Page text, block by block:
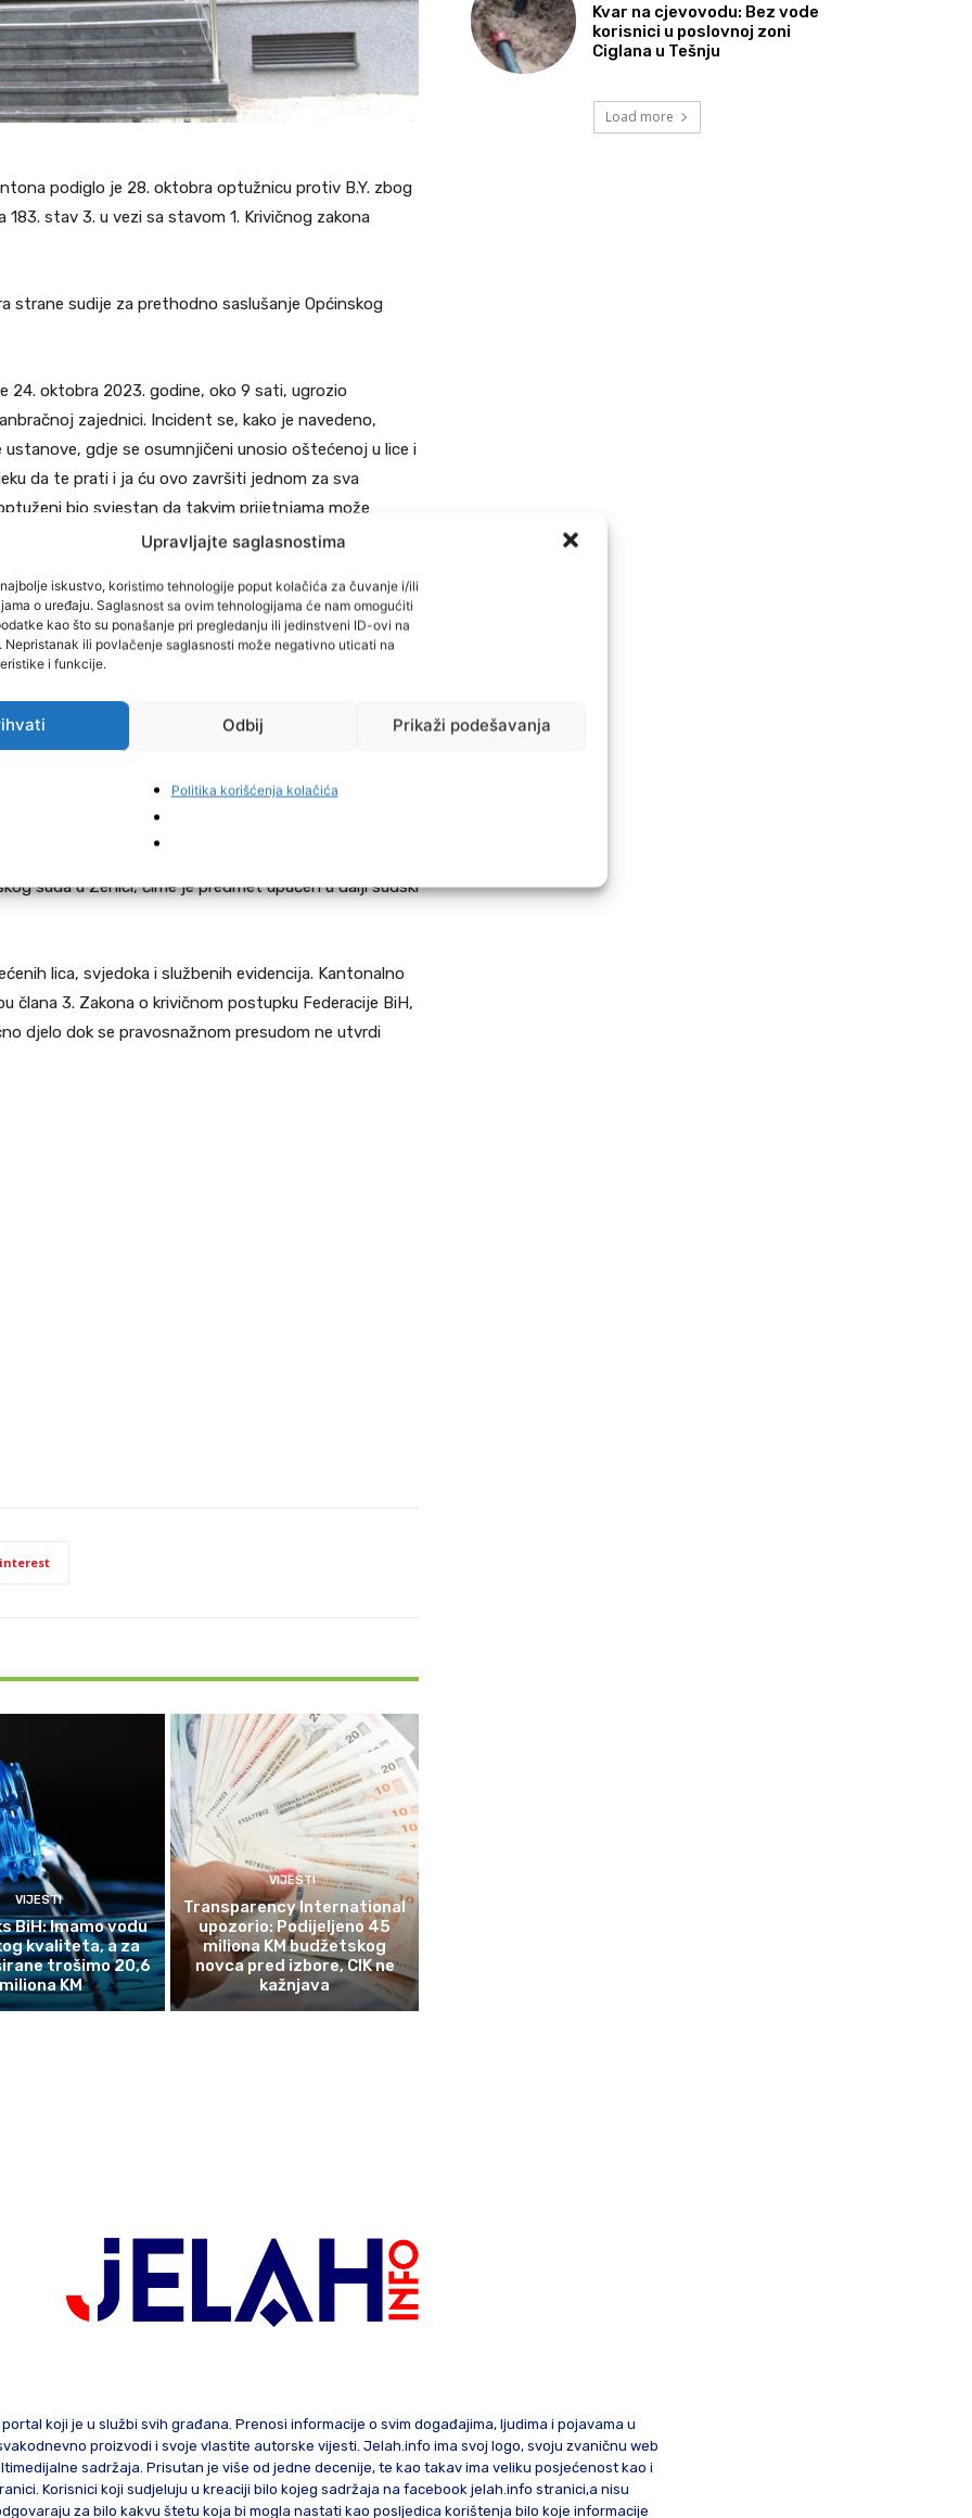
Upravljajte saglasnostima
iskustvo, koristimo tehnologije poput kolačića za čuvanje i/ili
o uređaju. Saglasnost sa ovim tehnologijama će nam omogućiti
kao što su ponašanje pri pregledanju ili jedinstveni ID-ovi na
ili povlačenje saglasnosti može negativno uticati na
i funkcije.
Odbij Prikaži podešavanja
Politika korišćenja kolačića
podiglo je 28. oktobra optužnicu protiv B.Y. zbog
stav 3. u vezi sa stavom 1. Krivičnog zakona
strane sudije za prethodno saslušanje Općinskog
24. oktobra 2023. godine, oko 9 sati, ugrozio
zajednici. Incident se, kako je navedeno,
gdje se osumnjičeni unosio oštećenoj u lice i
da te prati i ja ću ovo završiti jednom za sva
bio svjestan da takvim prijetnjama može
je i htio, a da su navedene prijetnje kod nje izazvale
u porodičnoj kući u kojoj su živjeli, optuženi
ponoći, više puta pokušavao otvoriti zaključana
je izašao ispred kuće, hodao oko objekta, pravio
ekber”, zbog čega se oštećena dodatno uznemirila
policijsku stanicu.
radnje kao krivično djelo Ugrožavanje sigurnosti iz
Krivičnog zakona Federacije BiH, počinjeno u
a optužnica je potvrđena nakon razmatranja od
suda u Zenici, čime je predmet upućen u dalji sudski
lica, svjedoka i službenih evidencija. Kantonalno
člana 3. Zakona o krivičnom postupku Federacije BiH,
djelo dok se pravosnažnom presudom ne utvrdi
VIJESTI
BiH: Imamo vodu
kvaliteta, a za
trošimo 20,6
miliona KM
VIJESTI
Transparency International
upozorio: Podijeljeno 45
miliona KM budžetskog
novca pred izbore, CIK ne
kažnjava
Kvar na cjevovodu: Bez vode
korisnici u poslovnoj zoni
Ciglana u Tešnju
Load more
koji je u službi svih građana. Prenosi informacije o svim događajima, ljudima i pojavama u
proizvodi i svoje vlastite autorske vijesti. Jelah.info ima svoj logo, svoju zvaničnu web
sadržaja. Prisutan je više od jedne decenije, te kao takav ima veliku posjećenost kao i
Korisnici koji sudjeluju u kreaciji bilo kojeg sadržaja na facebook jelah.info stranici,a nisu
za bilo kakvu štetu koja bi mogla nastati kao posljedica korištenja bilo koje informacije